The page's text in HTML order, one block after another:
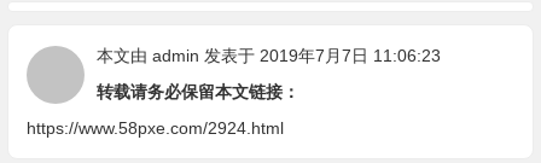
本文由 admin 发表于 2019年7月7日 11:06:23
转载请务必保留本文链接：
https://www.58pxe.com/2924.html